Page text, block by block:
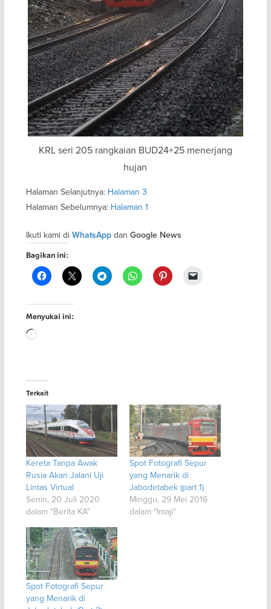
KRL seri 205 rangkaian BUD24+25 menerjang
hujan
Halaman Selanjutnya: Halaman 3
Halaman Sebelumnya: Halaman 1
Ikuti kami di WhatsAppdan Google News
Bagikan ini:
Menyukai ini:
Memuat...
Terkait
Kereta Tanpa Awak
Rusia Akan Jalani Uji
Lintas Virtual
Senin, 20 Juli 2020
dalam "Berita KA"
Spot Fotografi Sepur
yang Menarik di
Jabodetabek (part 1)
Minggu, 29 Mei 2016
dalam "Imaji"
Spot Fotografi Sepur
yang Menarik di